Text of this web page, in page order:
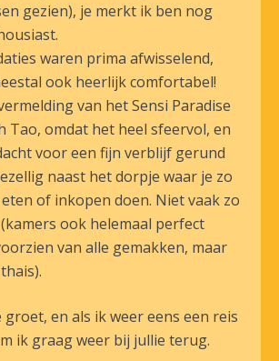
gezien), je merkt ik ben nog
waren prima afwisselend,
ook heerlijk comfortabel!
van het Sensi Paradise
Tao, omdat het heel sfeervol, en
voor een fijn verblijf gerund
naast het dorpje waar je zo
of inkopen doen. Niet vaak zo
ook helemaal perfect
van alle gemakken, maar
groet, en als ik weer eens een reis
ik graag weer bij jullie terug.